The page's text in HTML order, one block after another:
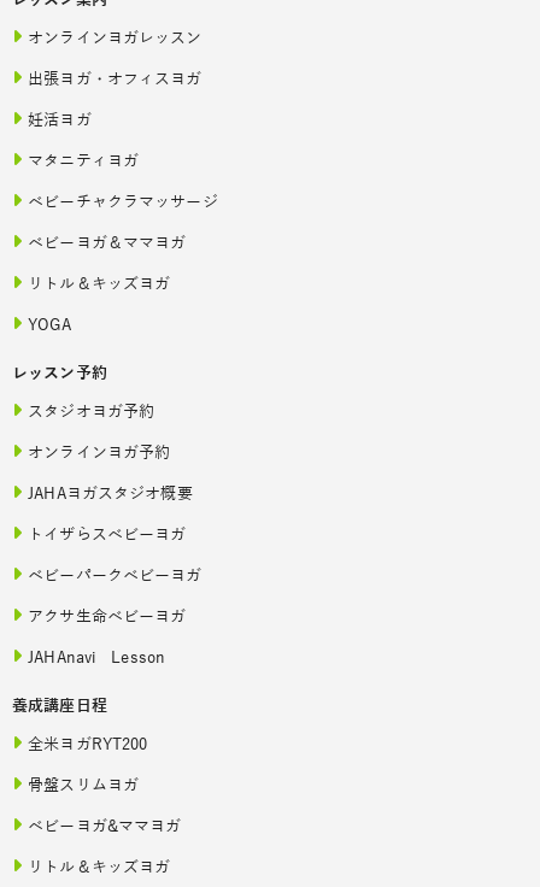
オンラインヨガレッスン
出張ヨガ・オフィスヨガ
妊活ヨガ
マタニティヨガ
ベビーチャクラマッサージ
ベビーヨガ＆ママヨガ
リトル＆キッズヨガ
YOGA
レッスン予約
スタジオヨガ予約
オンラインヨガ予約
JAHAヨガスタジオ概要
トイザらスベビーヨガ
ベビーパークベビーヨガ
アクサ生命ベビーヨガ
JAHAnavi Lesson
養成講座日程
全米ヨガRYT200
骨盤スリムヨガ
ベビーヨガ&ママヨガ
リトル＆キッズヨガ